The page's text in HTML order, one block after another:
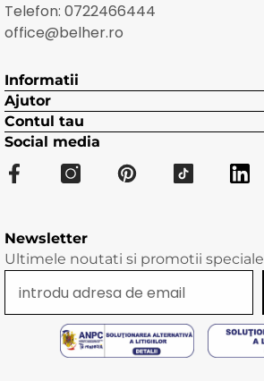
Telefon: 0722466444
office@belher.ro
Informatii
Ajutor
Contul tau
Social media
Newsletter
Ultimele noutati si promotii speciale